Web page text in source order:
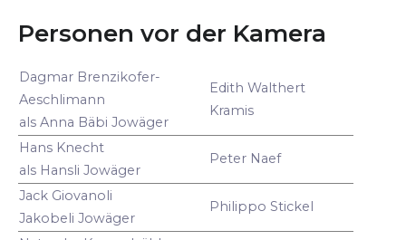
Personen vor der Kamera
Dagmar Brenzikofer-
Aeschlimann
als Anna Bäbi Jowäger
Edith Walthert
Kramis
Hans Knecht
als Hansli Jowäger
Peter Naef
Jack Giovanoli
Jakobeli Jowäger
Philippo Stickel